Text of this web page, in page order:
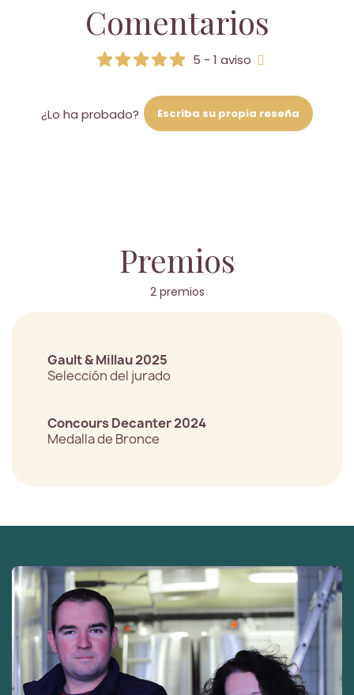
Comentarios
5 - 1 aviso
¿Lo ha probado? Escriba su propia reseña
Premios
2 premios
Gault & Millau 2025
Selección del jurado
Concours Decanter 2024
Medalla de Bronce